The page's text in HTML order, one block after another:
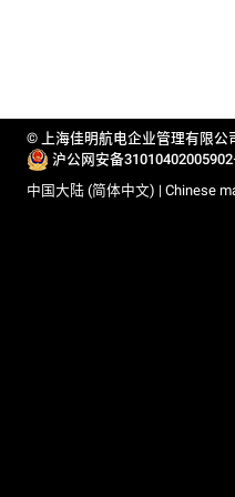
© 上海佳明航电企业管理有限公
沪公网安备31010402005902
中国大陆 (简体中文) | Chinese